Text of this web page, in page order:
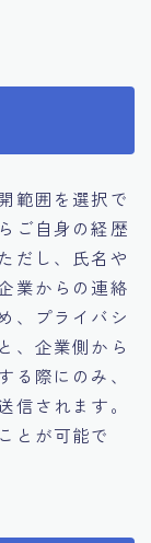
範囲を選択で
ご自身の経歴
だし、氏名や
業からの連絡
、プライバシ
、企業側から
る際にのみ、
信されます。
とが可能で